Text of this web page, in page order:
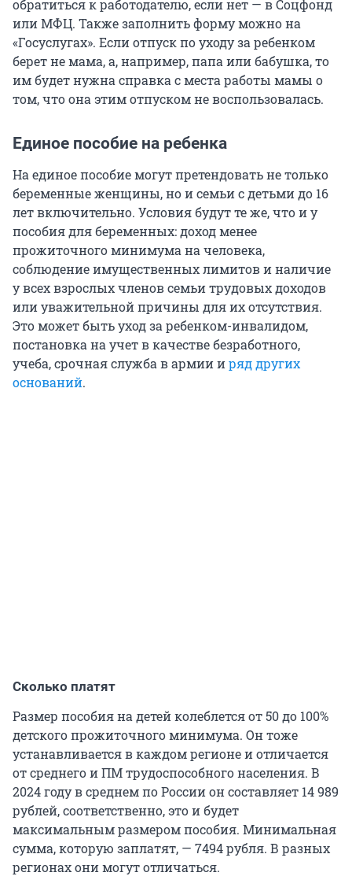
обратиться к работодателю, если нет — в Соцфонд
или МФЦ. Также заполнить форму можно на
«Госуслугах». Если отпуск по уходу за ребенком
берет не мама, а, например, папа или бабушка, то
им будет нужна справка с места работы мамы о
том, что она этим отпуском не воспользовалась.
Единое пособие на ребенка
На единое пособие могут претендовать не только
беременные женщины, но и семьи с детьми до 16
лет включительно. Условия будут те же, что и у
пособия для беременных: доход менее
прожиточного минимума на человека,
соблюдение имущественных лимитов и наличие
у всех взрослых членов семьи трудовых доходов
или уважительной причины для их отсутствия.
Это может быть уход за ребенком-инвалидом,
постановка на учет в качестве безработного,
учеба, срочная служба в армии иряд других
оснований.
Сколько платят
Размер пособия на детей колеблется от 50 до 100%
детского прожиточного минимума. Он тоже
устанавливается в каждом регионе и отличается
от среднего и ПМ трудоспособного населения. В
2024 году в среднем по России он составляет 14 989
рублей, соответственно, это и будет
максимальным размером пособия. Минимальная
сумма, которую заплатят, — 7494 рубля. В разных
регионах они могут отличаться.